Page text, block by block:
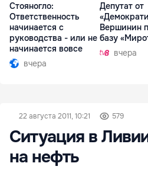
Стояногло:
Ответственность
начинается с
руководства - или не
начинается вовсе
вчера
Депутат от
Вершинин
базу
вчера
22 августа 2011, 10:21 579
Ситуация в
на нефть